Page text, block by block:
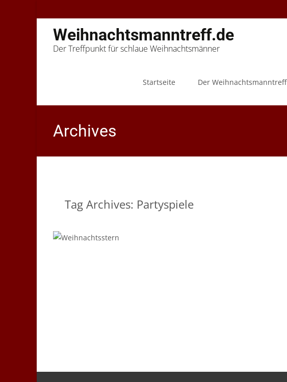
Weihnachtsmanntreff.de
Der Treffpunkt für schlaue Weihnachtsmänner
Startseite Der Weihnachtsmanntreff
Archives
Tag Archives: Partyspiele
20